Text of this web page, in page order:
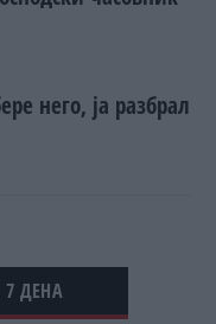
него, ја разбрал
ДЕНА